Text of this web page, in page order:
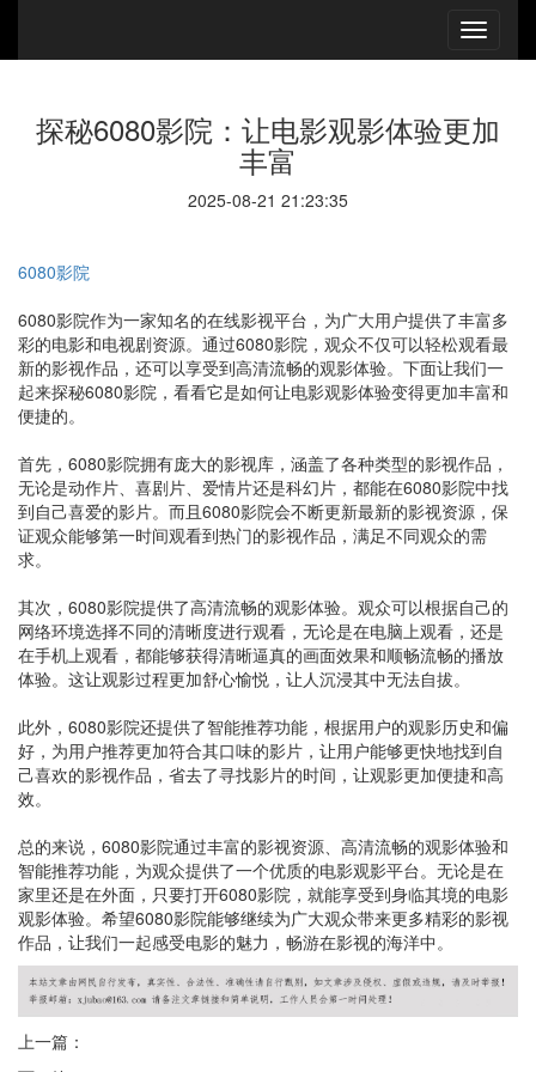
探秘6080影院：让电影观影体验更加
丰富
2025-08-21 21:23:35
6080影院
6080影院作为一家知名的在线影视平台，为广大用户提供了丰富多
彩的电影和电视剧资源。通过6080影院，观众不仅可以轻松观看最
新的影视作品，还可以享受到高清流畅的观影体验。下面让我们一
起来探秘6080影院，看看它是如何让电影观影体验变得更加丰富和
便捷的。
首先，6080影院拥有庞大的影视库，涵盖了各种类型的影视作品，
无论是动作片、喜剧片、爱情片还是科幻片，都能在6080影院中找
到自己喜爱的影片。而且6080影院会不断更新最新的影视资源，保
证观众能够第一时间观看到热门的影视作品，满足不同观众的需
求。
其次，6080影院提供了高清流畅的观影体验。观众可以根据自己的
网络环境选择不同的清晰度进行观看，无论是在电脑上观看，还是
在手机上观看，都能够获得清晰逼真的画面效果和顺畅流畅的播放
体验。这让观影过程更加舒心愉悦，让人沉浸其中无法自拔。
此外，6080影院还提供了智能推荐功能，根据用户的观影历史和偏
好，为用户推荐更加符合其口味的影片，让用户能够更快地找到自
己喜欢的影视作品，省去了寻找影片的时间，让观影更加便捷和高
效。
总的来说，6080影院通过丰富的影视资源、高清流畅的观影体验和
智能推荐功能，为观众提供了一个优质的电影观影平台。无论是在
家里还是在外面，只要打开6080影院，就能享受到身临其境的电影
观影体验。希望6080影院能够继续为广大观众带来更多精彩的影视
作品，让我们一起感受电影的魅力，畅游在影视的海洋中。
上一篇：